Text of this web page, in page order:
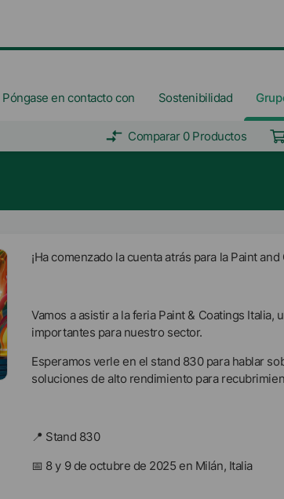
Póngase en contacto con Sostenibilidad
Comparar 0 Productos
¡Ha comenzado la cuenta atrás para la Paint
Vamos a asistir a la feria Paint & Coatings Italia,
importantes para nuestro sector.
Esperamos verle en el stand 830 para hablar
soluciones de alto rendimiento para
📍 Stand 830
📅 8 y 9 de octubre de 2025 en Milán, Italia